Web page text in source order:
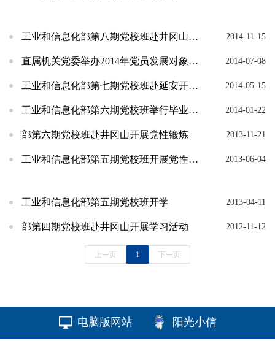
工业和信息化部第八期党校班赴井冈山开展党性锻炼 2014-11-15
直属机关党委举办2014年党员发展对象培训班 2014-07-08
工业和信息化部第七期党校班赴延安开展党性锻炼 2014-05-15
工业和信息化部第六期党校班举行毕业典礼 2014-01-22
部第六期党校班赴井冈山开展党性锻炼 2013-11-21
工业和信息化部第五期党校班开展党性锻炼和调研实践活动 2013-06-04
工业和信息化部第五期党校班开学 2013-04-11
部第四期党校班赴井冈山开展学习活动 2012-11-12
上一页 1 下一页
电脑版网站 阳光小信